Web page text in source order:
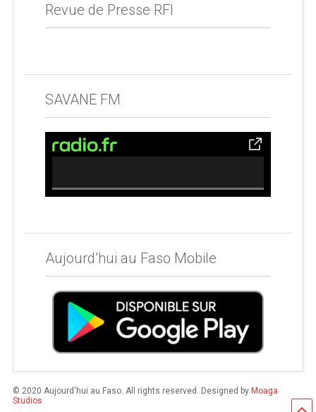
Revue de Presse RFI
SAVANE FM
0% Complete
Aujourd’hui au Faso Mobile
© 2020 Aujourd'hui au Faso. All rights reserved. Designed by Moaga
Studios